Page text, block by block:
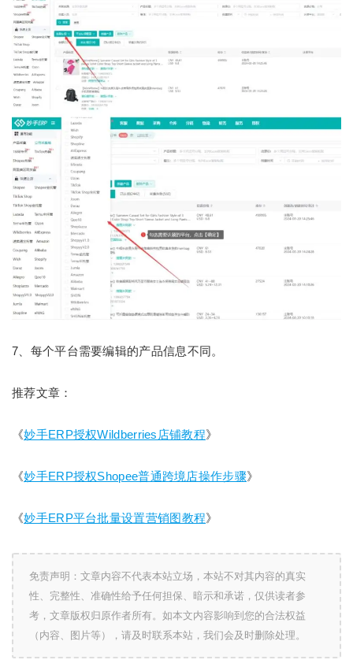
7、每个平台需要编辑的产品信息不同。
推荐文章：
《妙手ERP授权Wildberries店铺教程》
《妙手ERP授权Shopee普通跨境店操作步骤》
《妙手ERP平台批量设置营销图教程》
免责声明：文章内容不代表本站立场，本站不对其内容的真实
性、完整性、准确性给予任何担保、暗示和承诺，仅供读者参
考，文章版权归原作者所有。如本文内容影响到您的合法权益
（内容、图片等），请及时联系本站，我们会及时删除处理。